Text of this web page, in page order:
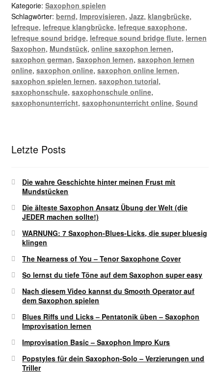
Kategorie: Saxophon spielen
Schlagwörter: bernd, Improvisieren, Jazz, klangbrücke,
lefreque, lefreque klangbrücke, lefreque saxophone,
lefreque sound bridge, lefreque sound bridge flute, lernen
Saxophon, Mundstück, online saxophon lernen,
saxophon german, Saxophon lernen, saxophon lernen
online, saxophon online, saxophon online lernen,
saxophon spielen lernen, saxophon tutorial,
saxophonschule, saxophonschule online,
saxophonunterricht, saxophonunterricht online, Sound
Letzte Posts
Die wahre Geschichte hinter meinen Frust mit
Mundstücken
Die älteste Saxophon Ansatz Übung der Welt (die
JEDER machen sollte!)
WARNUNG: 7 Saxophon-Blues-Licks, die super bluesig
klingen
The Nearness of You – Tenor Saxophone Cover
So lernst du tiefe Töne auf dem Saxophon super easy
Nach diesem Video kannst du Smooth Operator auf
dem Saxophon spielen
Blues Riffs und Licks – Pentatonik üben – Saxophon
Improvisation lernen
Improvisation Basic – Saxophon Impro Kurs
Popstyles für dein Saxophon-Solo – Verzierungen und
Triller